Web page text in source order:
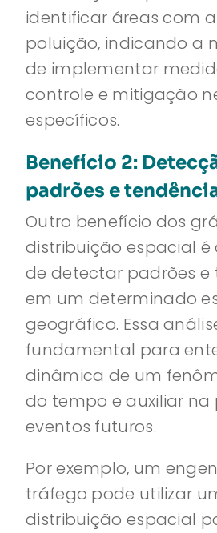
identificar áreas com
poluição, indicando a
de implementar
controle e mitigação
específicos.
Benefício 2:
padrões e
Outro benefício dos
distribuição espacial
de detectar padrões e
em um determinado
geográfico. Essa
fundamental para
dinâmica de um
do tempo e auxiliar na
eventos futuros.
Por exemplo, um
tráfego pode utilizar
distribuição espacial